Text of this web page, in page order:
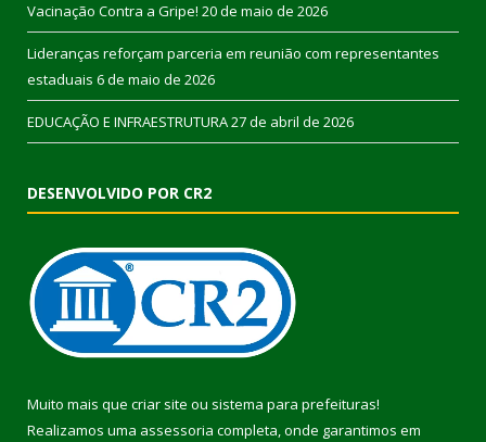
Vacinação Contra a Gripe! 20 de maio de 2026
Lideranças reforçam parceria em reunião com representantes
estaduais 6 de maio de 2026
EDUCAÇÃO E INFRAESTRUTURA27 de abril de 2026
DESENVOLVIDO POR CR2
Muito mais que criar site ou sistema para prefeituras!
Realizamos uma assessoria completa, onde garantimos em